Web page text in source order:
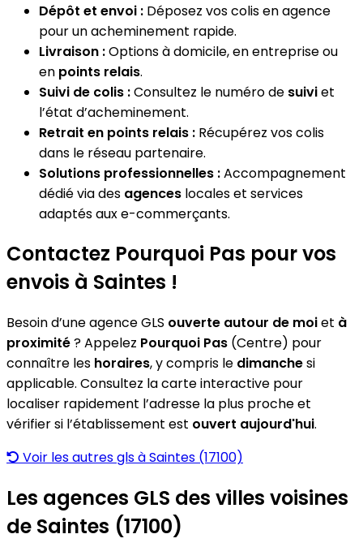
Dépôt et envoi : Déposez vos colis en agence
pour un acheminement rapide.
Livraison :Options à domicile, en entreprise ou
en points relais.
Suivi de colis :Consultez le numéro de suiviet
l’état d’acheminement.
Retrait en points relais : Récupérez vos colis
dans le réseau partenaire.
Solutions professionnelles :Accompagnement
dédié via des agences locales et services
adaptés aux e-commerçants.
Contactez Pourquoi Pas pour vos
envois à Saintes !
Besoin d’une agence GLS ouverte autour de moiet à
proximité? Appelez Pourquoi Pas (Centre) pour
connaître les horaires, y compris le dimanchesi
applicable. Consultez la carte interactive pour
localiser rapidement l’adresse la plus proche et
vérifier si l’établissement est ouvert aujourd'hui.
Voir les autres gls à Saintes (17100)
Les agences GLS des villes voisines
de Saintes (17100)